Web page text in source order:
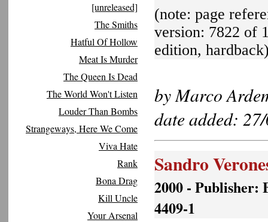
[unreleased]
The Smiths
Hatful Of Hollow
Meat Is Murder
The Queen Is Dead
The World Won't Listen
Louder Than Bombs
Strangeways, Here We Come
Viva Hate
Rank
Bona Drag
Kill Uncle
Your Arsenal
(note: page
version: 7822 of
edition,
by Marco
date added:
Sandro
2000 - Publisher:
4409-1